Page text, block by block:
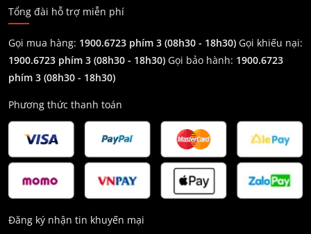
Tổng đài hỗ trợ miễn phí
Gọi mua hàng: 1900.6723 phím 3 (08h30 - 18h30) Gọi khiếu nại:
1900.6723 phím 3 (08h30 - 18h30) Gọi bảo hành: 1900.6723
phím 3 (08h30 - 18h30)
Phương thức thanh toán
Đăng ký nhận tin khuyến mại